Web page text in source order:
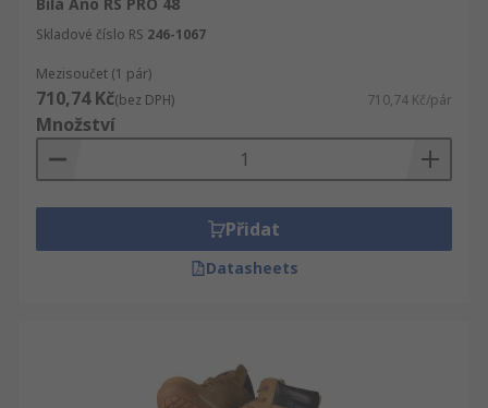
Bezpečnostní obuv je důležitá také v laboratoři. K
zabezpečená proti elektrostatickým výbojům.
Skladové číslo RS 246-1067
Mezisoučet (1 pár)
710,74 Kč(bez DPH) 710,74 Kč/pár
Množství
Přidat
Datasheets